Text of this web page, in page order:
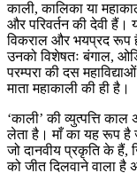
काली, कालिका या
और परिवर्तन की देवी हैं।
विकराल और भयप्रद रूप
उनको विशेषतः बंगाल,
परम्परा की दस
माता महाकाली की ही है।
‘काली’ की व्युत्पत्ति
लेता है। माँ का यह रूप है
जो दानवीय प्रकृति के हैं,
को जीत दिलवाने वाला